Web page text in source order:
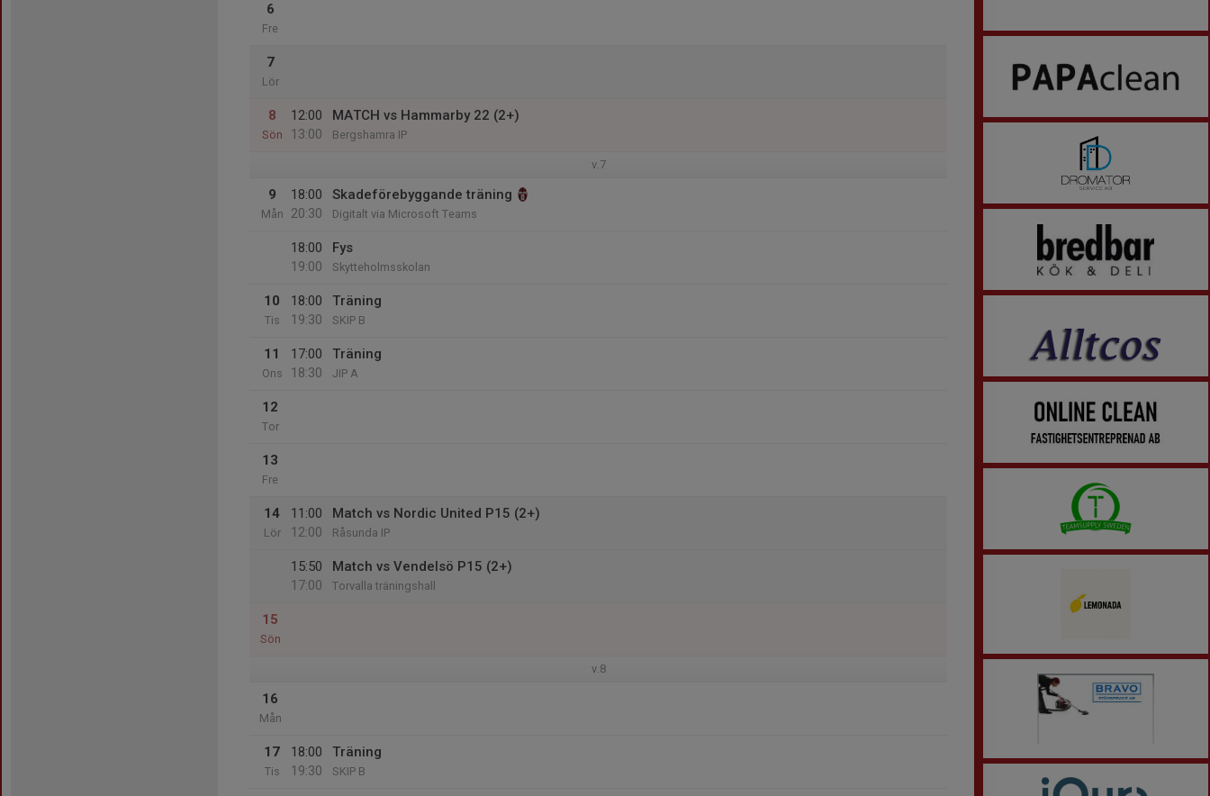
6
Fre
7
Lör
8
Sön
12:00
13:00
MATCH vs Hammarby 22 (2+)
Bergshamra IP
v.7
9
Mån
18:00
20:30
Skadeförebyggande träning
Digitalt via Microsoft Teams
18:00
19:00
Fys
Skytteholmsskolan
10
Tis
18:00
19:30
Träning
SKIP B
11
Ons
17:00
18:30
Träning
JIP A
12
Tor
13
Fre
14
Lör
11:00
12:00
Match vs Nordic United P15 (2+)
Råsunda IP
15:50
17:00
Match vs Vendelsö P15 (2+)
Torvalla träningshall
15
Sön
v.8
16
Mån
17
Tis
18:00
19:30
Träning
SKIP B